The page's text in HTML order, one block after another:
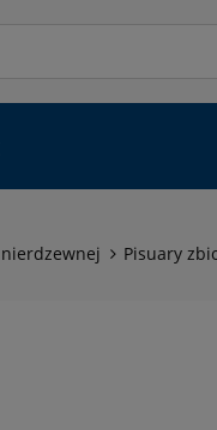
Pisuary